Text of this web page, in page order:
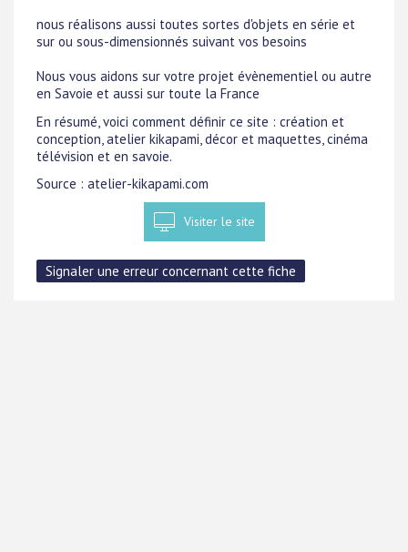
nous réalisons aussi toutes sortes d'objets en série et
sur ou sous-dimensionnés suivant vos besoins
Nous vous aidons sur votre projet évènementiel ou autre
en Savoie et aussi sur toute la France
En résumé, voici comment définir ce site : création et
conception, atelier kikapami, décor et maquettes, cinéma
télévision et en savoie.
Source : atelier-kikapami.com
Visiter le site